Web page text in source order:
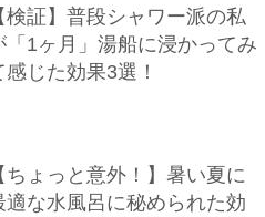
検証】普段シャワー派の私
「1ヶ月」湯船に浸かってみ
感じた効果3選！
ちょっと意外！】暑い夏に
適な水風呂に秘められた効